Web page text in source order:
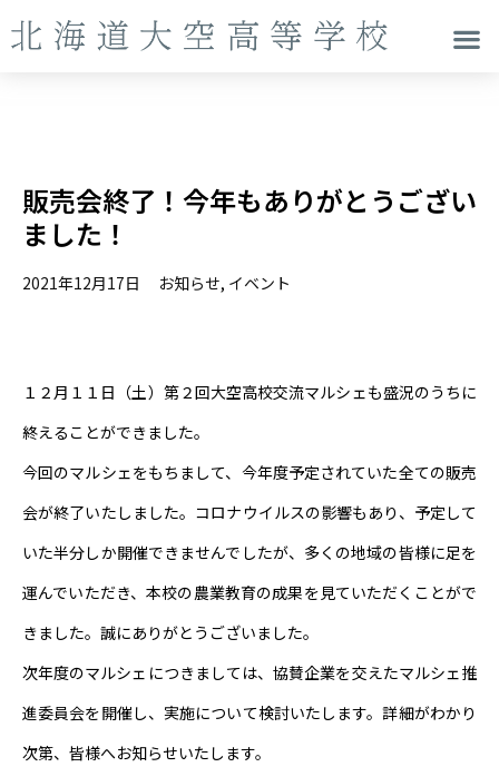
販売会終了！今年もありがとうござい
ました！
2021年12月17日 お知らせ, イベント
１２月１１日（土）第２回大空高校交流マルシェも盛況のうちに
終えることができました。
今回のマルシェをもちまして、今年度予定されていた全ての販売
会が終了いたしました。コロナウイルスの影響もあり、予定して
いた半分しか開催できませんでしたが、多くの地域の皆様に足を
運んでいただき、本校の農業教育の成果を見ていただくことがで
きました。誠にありがとうございました。
次年度のマルシェにつきましては、協賛企業を交えたマルシェ推
進委員会を開催し、実施について検討いたします。詳細がわかり
次第、皆様へお知らせいたします。